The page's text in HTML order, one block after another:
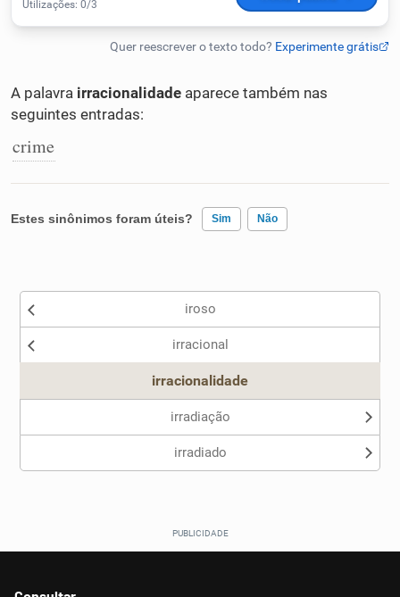
Detector de IA
Humanizador de IA
Cata-letras
Sinônimos
A palavra irracionalidade aparece também nas
seguintes entradas:
crime
Estes sinônimos foram úteis? Sim Não
Nenhum dos sinônimos apresentados me ajudou
iroso
irracional
irracionalidade
irradiação
irradiado